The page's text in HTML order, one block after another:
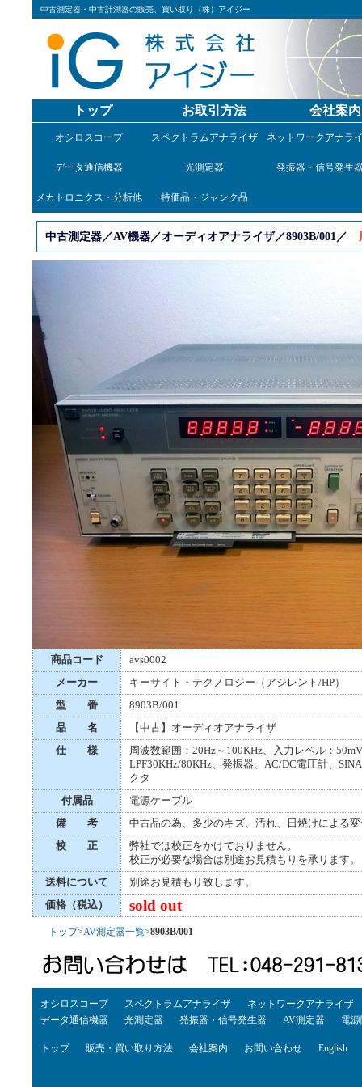
中古測定器・中古計測器の販売、買い取り（株）アイジー
トップ お取引方法 会社案内
オシロスコープ スペクトラムアナライザ ネットワークアナラ
データ通信機器 光測定器 発振器・信号発生
メカトロニクス・分析他 特価品・ジャンク品
中古測定器／AV機器／オーディオアナライザ／8903B/001／
商品コード
avs0002
メーカー
キーサイト・テクノロジー（アジレント/HP）
型 番
8903B/001
品 名
【中古】オーディオアナライザ
仕 様
周波数範囲：20Hz～100KHz、入力レベル：
LPF30KHz/80KHz、発振器、AC/DC電圧計、
クタ
付属品
電源ケーブル
備 考
中古品の為、多少のキズ、汚れ、日焼けによる
校 正
弊社では校正をかけておりません。
校正が必要な場合は別途お見積もりを承ります。
送料について
別途お見積もり致します。
価格（税込）
sold out
トップ>AV測定器一覧>8903B/001
オシロスコープ スペクトラムアナライザ
ネットワークアナライザ
データ通信機器
光測定器 発振器・信号発生器 AV測定器 電
トップ 販売・買い取り方法 会社案内 お問い合わせ English